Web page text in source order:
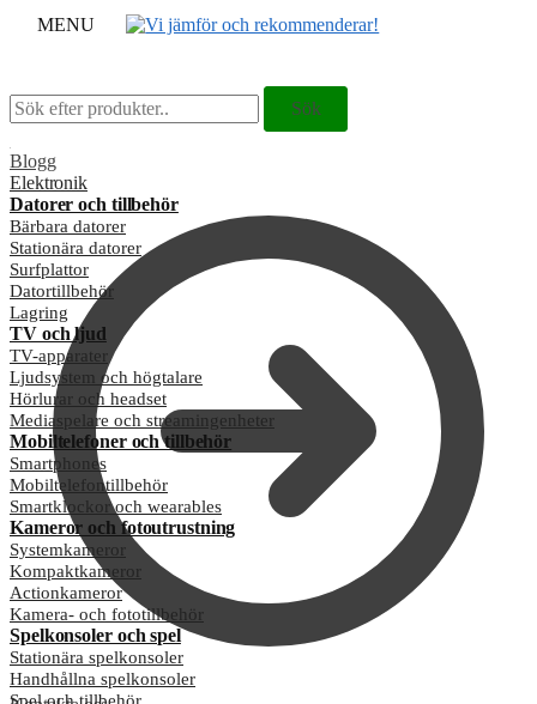
MENU
Sök
efter:
Sök
Blogg
Sök
efter:
Sök
Elektronik
Datorer och tillbehör
Bärbara datorer
Stationära datorer
Surfplattor
Datortillbehör
Lagring
TV och ljud
TV-apparater
Ljudsystem och högtalare
Hörlurar och headset
Mediaspelare och streamingenheter
Mobiltelefoner och tillbehör
Smartphones
Mobiltelefontillbehör
Smartklockor och wearables
Kameror och fotoutrustning
Systemkameror
Kompaktkameror
Actionkameror
Kamera- och fototillbehör
Spelkonsoler och spel
Stationära spelkonsoler
Handhållna spelkonsoler
Spel och tillbehör